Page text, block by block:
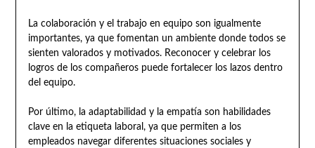
La colaboración y el trabajo en equipo son igualmente
importantes, ya que fomentan un ambiente donde todos se
sienten valorados y motivados. Reconocer y celebrar los
logros de los compañeros puede fortalecer los lazos dentro
del equipo.
Por último, la adaptabilidad y la empatía son habilidades
clave en la etiqueta laboral, ya que permiten a los
empleados navegar diferentes situaciones sociales y